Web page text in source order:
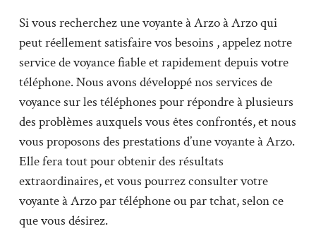
Si vous recherchez une voyante à Arzo à Arzo qui
peut réellement satisfaire vos besoins , appelez notre
service de voyance fiable et rapidement depuis votre
téléphone. Nous avons développé nos services de
voyance sur les téléphones pour répondre à plusieurs
des problèmes auxquels vous êtes confrontés, et nous
vous proposons des prestations d’une voyante à Arzo.
Elle fera tout pour obtenir des résultats
extraordinaires, et vous pourrez consulter votre
voyante à Arzo par téléphone ou par tchat, selon ce
que vous désirez.